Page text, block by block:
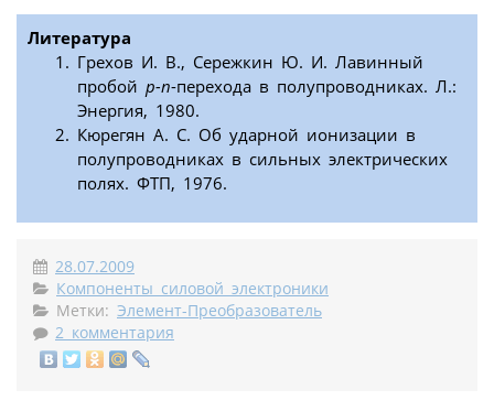
Литература
Грехов И. В., Сережкин Ю. И. Лавинный
пробой p-n-перехода в полупроводниках. Л.:
Энергия, 1980.
Кюрегян А. С. Об ударной ионизации в
полупроводниках в сильных электрических
полях. ФТП, 1976.
28.07.2009
Компоненты силовой электроники
Метки: Элемент-Преобразователь
2 комментария